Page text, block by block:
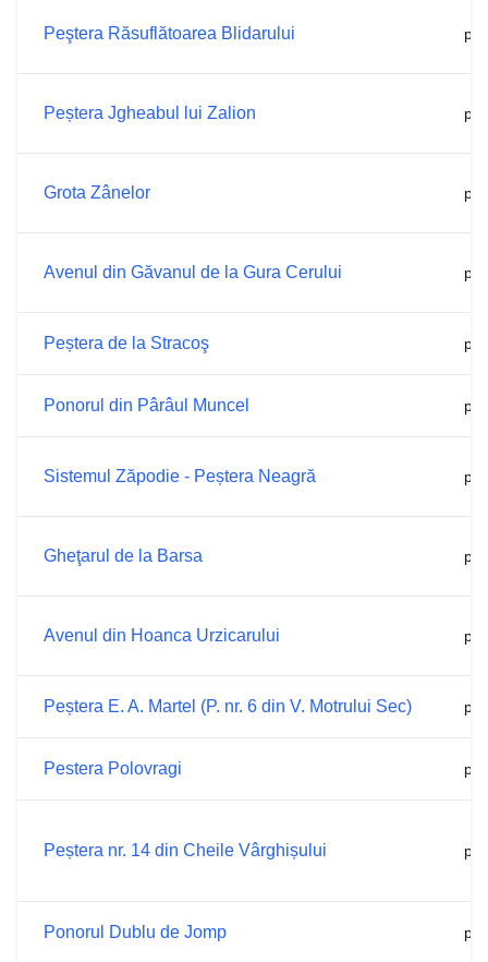
Peştera Răsuflătoarea Blidarului
Peștera Jgheabul lui Zalion
Grota Zânelor
Avenul din Găvanul de la Gura Cerului
Peștera de la Stracoş
Ponorul din Pârâul Muncel
Sistemul Zăpodie - Peștera Neagră
Gheţarul de la Barsa
Avenul din Hoanca Urzicarului
Peștera E. A. Martel (P. nr. 6 din V. Motrului Sec)
Pestera Polovragi
Peștera nr. 14 din Cheile Vârghișului
Ponorul Dublu de Jomp